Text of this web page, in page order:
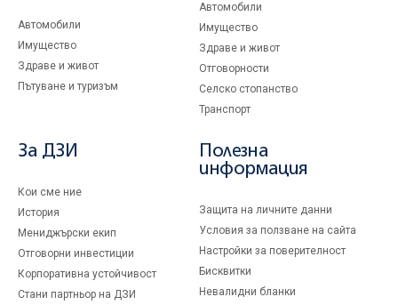
Автомобили
Имущество
Здраве и живот
Пътуване и туризъм
Автомобили
Имущество
Здраве и живот
Отговорности
Селско стопанство
Транспорт
За ДЗИ
Кои сме ние
История
Мениджърски екип
Отговорни инвестиции
Корпоративна устойчивост
Стани партньор на ДЗИ
Полезна
информация
Защита на личните данни
Условия за ползване на сайта
Настройки за поверителност
Бисквитки
Невалидни бланки